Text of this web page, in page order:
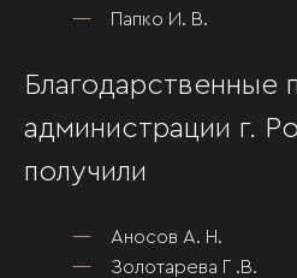
Папко И. В.
Благодарственные
администрации г.
получили
Аносов А. Н.
Золотарева Г .В.